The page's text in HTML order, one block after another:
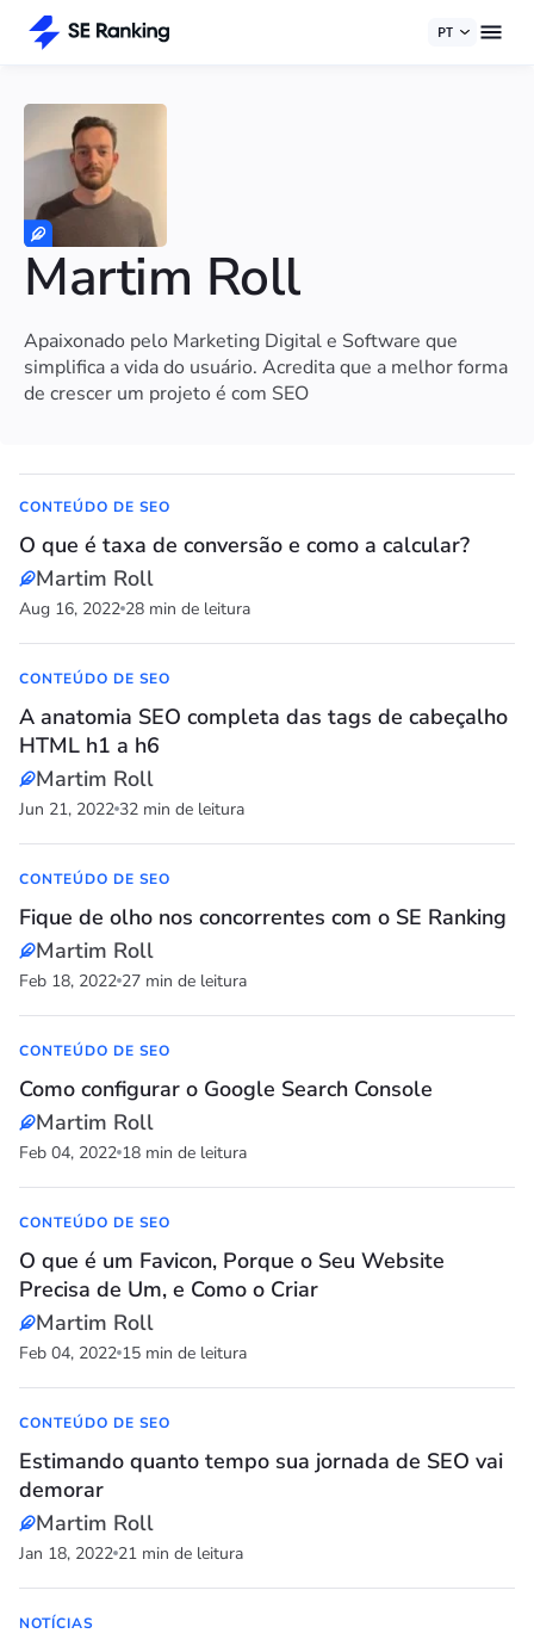
PT
Martim Roll
Apaixonado pelo Marketing Digital e Software que
simplifica a vida do usuário. Acredita que a melhor forma
de crescer um projeto é com SEO
CONTEÚDO DE SEO
O que é taxa de conversão e como a calcular?
Martim Roll
Aug 16, 2022 28 min de leitura
CONTEÚDO DE SEO
A anatomia SEO completa das tags de cabeçalho
HTML h1 a h6
Martim Roll
Jun 21, 2022 32 min de leitura
CONTEÚDO DE SEO
Fique de olho nos concorrentes com o SE Ranking
Martim Roll
Feb 18, 2022 27 min de leitura
CONTEÚDO DE SEO
Como configurar o Google Search Console
Martim Roll
Feb 04, 2022 18 min de leitura
CONTEÚDO DE SEO
O que é um Favicon, Porque o Seu Website
Precisa de Um, e Como o Criar
Martim Roll
Feb 04, 2022 15 min de leitura
CONTEÚDO DE SEO
Estimando quanto tempo sua jornada de SEO vai
demorar
Martim Roll
Jan 18, 2022 21 min de leitura
NOTÍCIAS